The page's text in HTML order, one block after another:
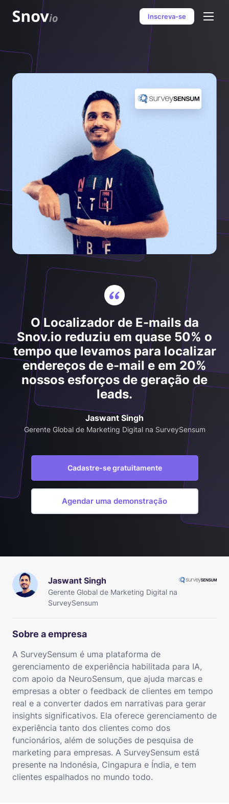
Inscreva-se
O Localizador de E-mails da
Snov.io reduziu em quase 50% o
tempo que levamos para localizar
endereços de e-mail e em 20%
nossos esforços de geração de
leads.
Jaswant Singh
Gerente Global de Marketing Digital na SurveySensum
Cadastre-se gratuitamente
Agendar uma demonstração
Jaswant Singh
Gerente Global de Marketing Digital na
SurveySensum
Sobre a empresa
A SurveySensum é uma plataforma de
gerenciamento de experiência habilitada para IA,
com apoio da NeuroSensum, que ajuda marcas e
empresas a obter o feedback de clientes em tempo
real e a converter dados em narrativas para gerar
insights significativos. Ela oferece gerenciamento de
experiência tanto dos clientes como dos
funcionários, além de soluções de pesquisa de
marketing para empresas. A SurveySensum está
presente na Indonésia, Cingapura e Índia, e tem
clientes espalhados no mundo todo.